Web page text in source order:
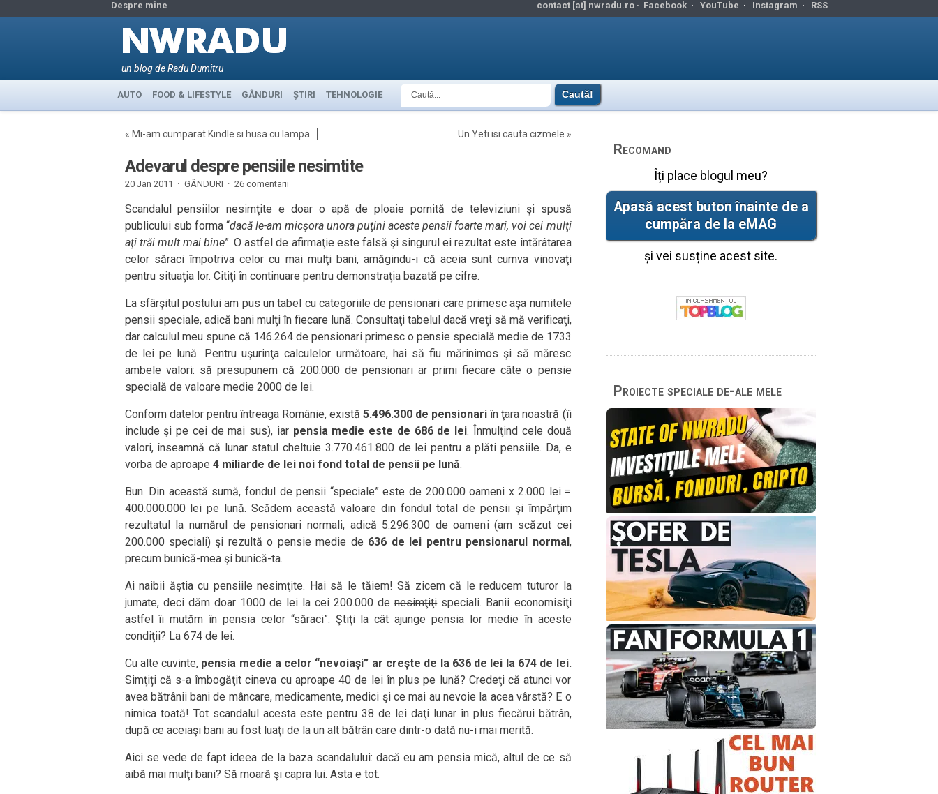
Despre mine contact [at] nwradu.ro · Facebook· YouTube · Instagram · RSS
un blog de Radu Dumitru
AUTO FOOD & LIFESTYLE GÂNDURI ȘTIRI TEHNOLOGIE
« Mi-am cumparat Kindle si husa cu lampa Un Yeti isi cauta cizmele »
Adevarul despre pensiile nesimtite
20 Jan 2011 · GÂNDURI · 26 comentarii
Scandalul pensiilor nesimţite e doar o apă de ploaie pornită de televiziuni şi spusă
publicului sub forma “dacă le-am micşora unora puţini aceste pensii foarte mari, voi cei mulţi
aţi trăi mult mai bine”. O astfel de afirmaţie este falsă şi singurul ei rezultat este întărâtarea
celor săraci împotriva celor cu mai mulţi bani, amăgindu-i că aceia sunt cumva vinovaţi
pentru situaţia lor. Citiţi în continuare pentru demonstraţia bazată pe cifre.
La sfârşitul postului am pus un tabel cu categoriile de pensionari care primesc aşa numitele
pensii speciale, adică bani mulţi în fiecare lună. Consultaţi tabelul dacă vreţi să mă verificaţi,
dar calculul meu spune că 146.264 de pensionari primesc o pensie specială medie de 1733
de lei pe lună. Pentru uşurinţa calculelor următoare, hai să fiu mărinimos şi să măresc
ambele valori: să presupunem că 200.000 de pensionari ar primi fiecare câte o pensie
specială de valoare medie 2000 de lei.
Conform datelor pentru întreaga Românie, există 5.496.300 de pensionari în ţara noastră (îi
include şi pe cei de mai sus), iar pensia medie este de 686 de lei. Înmulţind cele două
valori, înseamnă că lunar statul cheltuie 3.770.461.800 de lei pentru a plăti pensiile. Da, e
vorba de aproape 4 miliarde de lei noi fond total de pensii pe lună.
Bun. Din această sumă, fondul de pensii “speciale” este de 200.000 oameni x 2.000 lei =
400.000.000 lei pe lună. Scădem această valoare din fondul total de pensii şi împărţim
rezultatul la numărul de pensionari normali, adică 5.296.300 de oameni (am scăzut cei
200.000 speciali) şi rezultă o pensie medie de 636 de lei pentru pensionarul normal,
precum bunică-mea şi bunică-ta.
Ai naibii ăştia cu pensiile nesimţite. Hai să le tăiem! Să zicem că le reducem tuturor la
jumate, deci dăm doar 1000 de lei la cei 200.000 denesimţiţispeciali. Banii economisiţi
astfel îi mutăm în pensia celor “săraci”. Ştiţi la cât ajunge pensia lor medie în aceste
condiţii? La 674 de lei.
Cu alte cuvinte, pensia medie a celor “nevoiaşi” ar creşte de la 636 de lei la 674 de lei.
Simţiți că s-a îmbogăţit cineva cu aproape 40 de lei în plus pe lună? Credeţi că atunci vor
avea bătrânii bani de mâncare, medicamente, medici şi ce mai au nevoie la acea vârstă? E o
nimica toată! Tot scandalul acesta este pentru 38 de lei daţi lunar în plus fiecărui bătrân,
după ce aceiaşi bani au fost luaţi de la un alt bătrân care dintr-o dată nu-i mai merită.
Aici se vede de fapt ideea de la baza scandalului: dacă eu am pensia mică, altul de ce să
aibă mai mulţi bani? Să moară şi capra lui. Asta e tot.
Recomand
Îți place blogul meu?
Apasă acest buton înainte de a
cumpăra de la eMAG
și vei susține acest site.
Proiecte speciale de-ale mele